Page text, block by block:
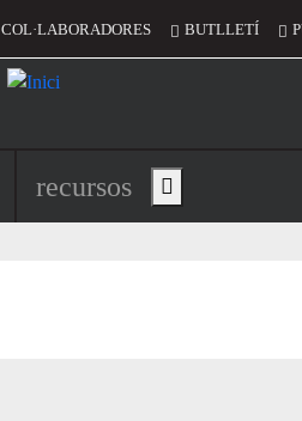
BUTLLETÍ
principal de
recursos Show main menu